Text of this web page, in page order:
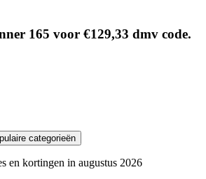
165 voor €129,33 dmv code.
categorieën
en kortingen in augustus 2026